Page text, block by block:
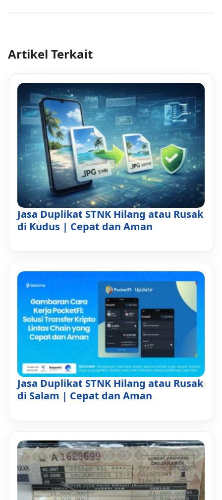
Artikel Terkait
Jasa Duplikat STNK Hilang atau Rusak
di Kudus | Cepat dan Aman
Jasa Duplikat STNK Hilang atau Rusak
di Salam | Cepat dan Aman